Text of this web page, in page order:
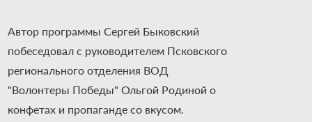
Автор программы Сергей Быковский
побеседовал с руководителем Псковского
регионального отделения ВОД
"Волонтеры Победы" Ольгой Родиной о
конфетах и пропаганде со вкусом.